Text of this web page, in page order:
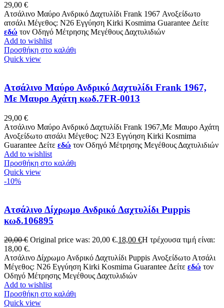
29,00 €
Ατσάλινο Μαύρο Ανδρικό Δαχτυλίδι Frank 1967 Ανοξείδωτο
ατσάλι Μέγεθος: Ν26 Εγγύηση Kirki Kosmima Guarantee Δείτε
εδώ τον Οδηγό Μέτρησης Μεγέθους Δαχτυλιδιών
Add to wishlist
Προσθήκη στο καλάθι
Quick view
Ατσάλινο Μαύρο Ανδρικό Δαχτυλίδι Frank 1967,
Με Μαυρο Αχάτη κωδ.7FR-0013
29,00 €
Ατσάλινο Μαύρο Ανδρικό Δαχτυλίδι Frank 1967,Με Μαυρο Αχάτη
Ανοξείδωτο ατσάλι Μέγεθος: Ν23 Εγγύηση Kirki Kosmima
Guarantee Δείτε εδώ τον Οδηγό Μέτρησης Μεγέθους Δαχτυλιδιών
Add to wishlist
Προσθήκη στο καλάθι
Quick view
-10%
Ατσάλινο Δίχρωμο Ανδρικό Δαχτυλίδι Puppis
κωδ.106895
20,00€ Original price was: 20,00 €.18,00 €Η τρέχουσα τιμή είναι:
18,00 €.
Ατσάλινο Δίχρωμο Ανδρικό Δαχτυλίδι Puppis Ανοξείδωτο Ατσάλι
Μέγεθος: N26 Εγγύηση Kirki Kosmima Guarantee Δείτε εδώ τον
Οδηγό Μέτρησης Μεγέθους Δαχτυλιδιών
Add to wishlist
Προσθήκη στο καλάθι
Quick view